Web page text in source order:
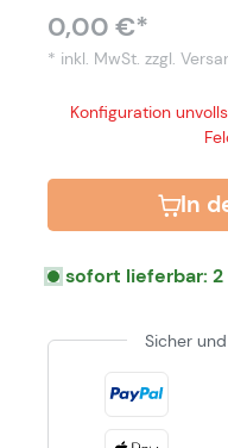
0,00 €*
* inkl. MwSt. zzgl.
Konfiguration
In
sofort lieferbar:
Sicher